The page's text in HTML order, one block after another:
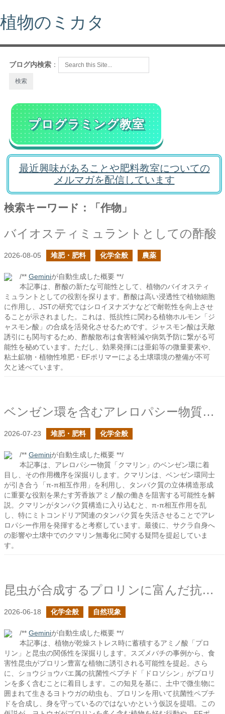
植物のミカタ
ブログ内検索 ：
プログラミング教室
最近興味があることや肥料教室についての
メルマガを配信しています
検索キーワード：「作物」
バイオスティミュラントとしての酢酸
2026-08-05 堆肥・肥料 化学全般 農薬
/** Geminiが自動生成した概要 **/
本記事は、酢酸の新たな可能性として、植物のバイオスティ
ミュラントとしての役割を探ります。酢酸は高い浸透性で植物細胞
に作用し、JSTの研究ではシロイヌナズナなどで耐乾性を向上させ
ることが示されました。これは、抵抗性に関わる植物ホルモン「ジ
ャスモン酸」の合成を活発化させるためです。ジャスモン酸は天敵
誘引にも関与するため、酢酸散布は食害軽減や病気予防に繋がる可
能性を秘めています。ただし、効果発揮には亜鉛等の微量要素や、
粘土鉱物・植物性堆肥・EFポリマーによる土壌環境の整備が不可
欠と述べています。
ベンゼン環を含むアレロパシー物質の作用について
2026-07-23 堆肥・肥料 化学全般
/** Geminiが自動生成した概要 **/
本記事は、アレロパシー物質「クマリン」のベンゼン環に着
目し、その作用機序を深掘りします。クマリンは、ベンゼン環同士
が引き合う「π-π相互作用」を利用し、タンパク質の立体構造形成
に重要な役割を果たす芳香族アミノ酸の働きを阻害する可能性を解
説。クマリンがタンパク質構造に入り込むと、π-π相互作用を乱
し、特にミトコンドリア関連のタンパク質を失活させることでアレ
ロパシー作用を発揮すると考察しています。最後に、サクラ自身へ
の影響や土壌中でのクマリン無毒化に関する疑問を提起していま
す。
昆虫が合成するプロリンに富んだ抗菌性ペプチド
2026-06-18 化学全般 自然現象
/** Geminiが自動生成した概要 **/
本記事は、植物が乾燥ストレス時に蓄積するアミノ酸「プロ
リン」と昆虫の関係性を深掘りします。スズメバチの事例から、食
害性昆虫がプロリン豊富な植物に誘引される可能性を提起。さら
に、ショウジョウバエ属の抗菌性ペプチド「ドロソシン」がプロリ
ンを多く含むことに着目します。この知見を基に、土中で微生物に
囲まれて生きるヨトウガの幼虫も、プロリンを用いて抗菌性ペプチ
ドを合成し、身を守っているのではないかという仮説を提唱。この